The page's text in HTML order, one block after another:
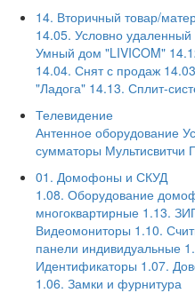
14. Вторичный товар/
14.05. Условно удаленный
Умный дом "LIVICOM"
14.04. Снят с продаж
"Ладога" 14.13. Сплит-
Телевидение
Антенное оборудование
сумматоры Мультисвитчи
01. Домофоны и СКУД
1.08. Оборудование
многоквартирные 1.13.
Видеомониторы 1.10.
панели индивидуальные
Идентификаторы 1.07.
1.06. Замки и фурнитура